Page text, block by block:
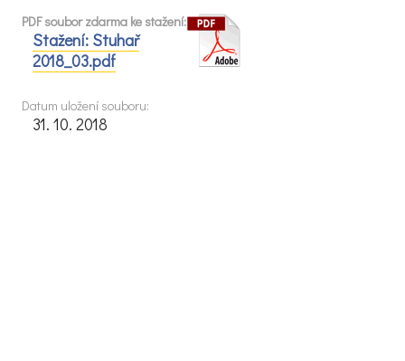
PDF soubor zdarma ke stažení:
Stažení: Stuhař
2018_03.pdf
Datum uložení souboru:
31. 10. 2018